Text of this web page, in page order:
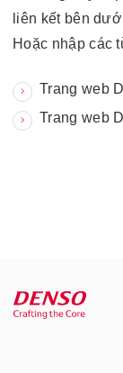
liên kết bên
Hoặc nhập các
Trang web
Trang web